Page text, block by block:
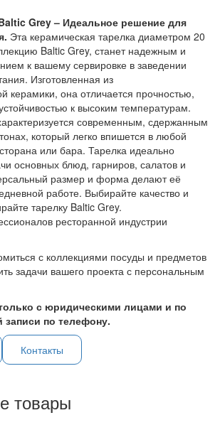
Grey – Идеальное решение для
Эта керамическая тарелка диаметром 20
Baltic Grey, станет надежным и
к вашему сервировке в заведении
Изготовленная из
керамики, она отличается прочностью,
к высоким температурам.
современным, сдержанным
который легко впишется в любой
или бара. Тарелка идеально
основных блюд, гарниров, салатов и
размер и форма делают её
работе. Выбирайте качество и
тарелку Baltic Grey.
ресторанной индустрии
с коллекциями посуды и предметов
задачи вашего проекта с персональным
с юридическими лицами и по
записи по телефону.
Контакты
товары